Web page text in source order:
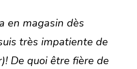
en magasin dès
très impatiente de
De quoi être fière de